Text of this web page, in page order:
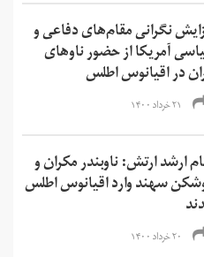
نگرانی مقام‌های دفاعی و
آمریکا از حضور ناوهای
در اقیانوس اطلس
۲۱ خرداد ۱۴۰۰
ارشد ارتش: ناوبندر مکران و
سهند وارد اقیانوس اطلس
۲۰ خرداد ۱۴۰۰